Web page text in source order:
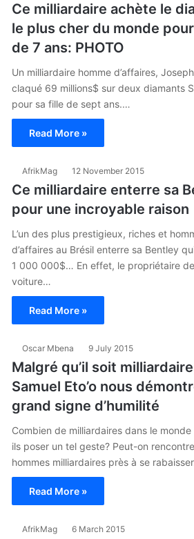
Ce milliardaire achète le
le plus cher du monde
de 7 ans: PHOTO
Un milliardaire homme d’affaires,
claqué 69 millions$ sur deux diamants
pour sa fille de sept ans.…
Read More »
AfrikMag 12 November 2015
Ce milliardaire enterre sa
pour une incroyable raison
L’un des plus prestigieux, riches et
d’affaires au Brésil enterre sa Bentley
1 000 000$… En effet, le propriétaire
voiture…
Read More »
Oscar Mbena 9 July 2015
Malgré qu’il soit
Samuel Eto’o nous
grand signe d’humilité
Combien de milliardaires dans le
ils poser un tel geste? Peut-on
hommes milliardaires près à se
Read More »
AfrikMag 6 March 2015